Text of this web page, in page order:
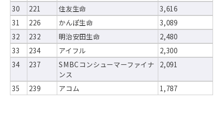
30
221 住友生命
3,616
31
226 かんぽ生命
3,089
32
232 明治安田生命
2,480
33
234 アイフル
2,300
34
237
SMBCコンシューマーファイナ
ンス
2,091
35 239 アコム 1,787